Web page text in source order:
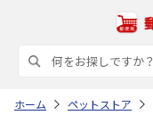
ホーム ペットストア